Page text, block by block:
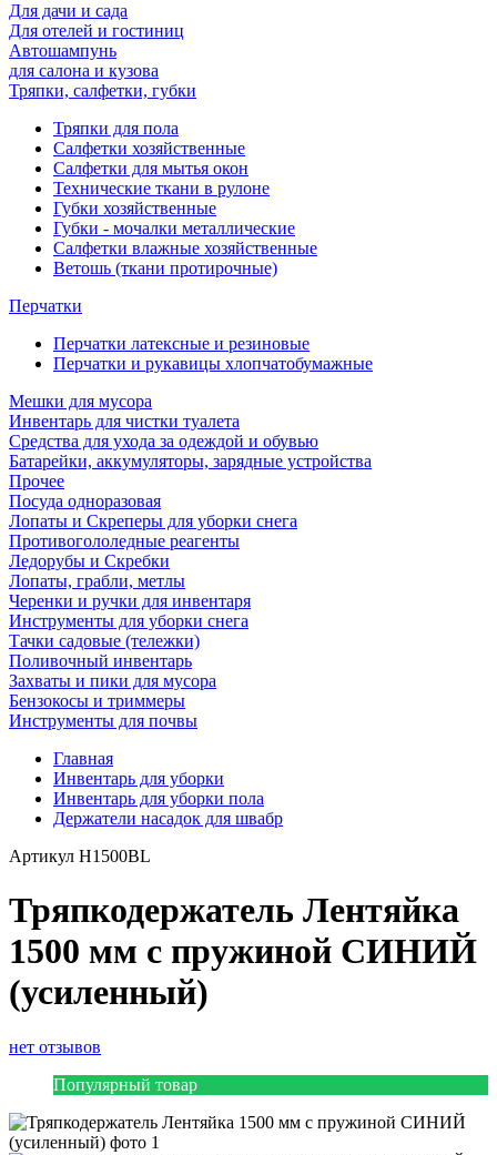
Для дачи и сада
Для отелей и гостиниц
Автошампунь
для салона и кузова
Тряпки, салфетки, губки
Тряпки для пола
Салфетки хозяйственные
Салфетки для мытья окон
Технические ткани в рулоне
Губки хозяйственные
Губки - мочалки металлические
Салфетки влажные хозяйственные
Ветошь (ткани протирочные)
Перчатки
Перчатки латексные и резиновые
Перчатки и рукавицы хлопчатобумажные
Мешки для мусора
Инвентарь для чистки туалета
Средства для ухода за одеждой и обувью
Батарейки, аккумуляторы, зарядные устройства
Прочее
Посуда одноразовая
Лопаты и Скреперы для уборки снега
Противогололедные реагенты
Ледорубы и Скребки
Лопаты, грабли, метлы
Черенки и ручки для инвентаря
Инструменты для уборки снега
Тачки садовые (тележки)
Поливочный инвентарь
Захваты и пики для мусора
Бензокосы и триммеры
Инструменты для почвы
Главная
Инвентарь для уборки
Инвентарь для уборки пола
Держатели насадок для швабр
Артикул H1500BL
Тряпкодержатель Лентяйка
1500 мм с пружиной СИНИЙ
(усиленный)
нет отзывов
Популярный товар